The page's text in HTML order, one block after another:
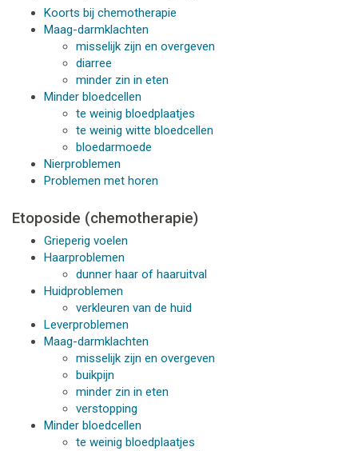
Koorts bij chemotherapie
Maag-darmklachten
misselijk zijn en overgeven
diarree
minder zin in eten
Minder bloedcellen
te weinig bloedplaatjes
te weinig witte bloedcellen
bloedarmoede
Nierproblemen
Problemen met horen
Etoposide (chemotherapie)
Grieperig voelen
Haarproblemen
dunner haar of haaruitval
Huidproblemen
verkleuren van de huid
Leverproblemen
Maag-darmklachten
misselijk zijn en overgeven
buikpijn
minder zin in eten
verstopping
Minder bloedcellen
te weinig bloedplaatjes